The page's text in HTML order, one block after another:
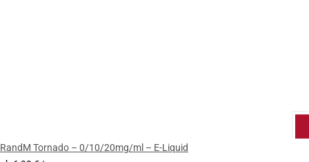
RandM Tornado – 0/10/20mg/ml – E-Liquid